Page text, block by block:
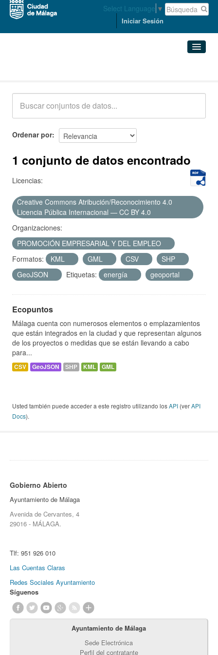
Select Language ▼
Iniciar Sesión
Acerca de
Ordenar por
1 conjunto de datos encontrado
Licencias:
Creative Commons Atribución/Reconocimiento 4.0
Licencia Pública Internacional — CC BY 4.0
Organizaciones:
PROMOCIÓN EMPRESARIAL Y DEL EMPLEO
Formatos:
KML GML CSV
SHP
GeoJSON
Etiquetas: energía geoportal
Ecopuntos
Málaga cuenta con numerosos elementos o emplazamientos
que están integrados en la ciudad y que representan algunos
de los proyectos o medidas que se están llevando a cabo
para...
CSV GeoJSON SHP KML GML
Usted también puede acceder a este registro utilizando losAPI (verAPI
Docs).
Gobierno Abierto
Ayuntamiento de Málaga
Avenida de Cervantes, 4
29016 - MÁLAGA.
Tlf: 951 926 010
Las Cuentas Claras
Redes Sociales Ayuntamiento
Síguenos
Ayuntamiento de Málaga
Sede Electrónica
Perfil del contratante